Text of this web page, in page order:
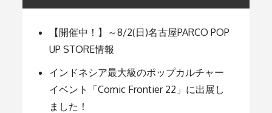
ゲ
ー
シ
【開催中！】～8/2(日)名古屋PARCO POP
UP STORE情報
インドネシア最大級のポップカルチャー
イベント「Comic Frontier 22」に出展し
ました！